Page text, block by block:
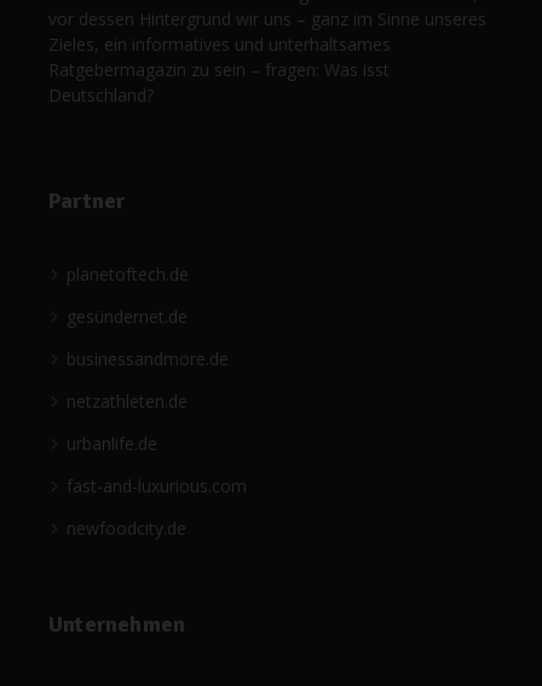
vor dessen Hintergrund wir uns – ganz im Sinne unseres
Zieles, ein informatives und unterhaltsames
Ratgebermagazin zu sein – fragen: Was isst
Deutschland?
Partner
planetoftech.de
gesündernet.de
businessandmore.de
netzathleten.de
urbanlife.de
fast-and-luxurious.com
newfoodcity.de
Unternehmen